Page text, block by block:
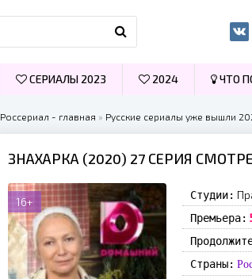
Россериал - главная » Русские сериалы уже вышли
ЗНАХАРКА (2020) 27 СЕРИЯ
16+ Студии:
Премьера:
Страны:
СЕРИАЛЫ 2023 2024 ЧТО